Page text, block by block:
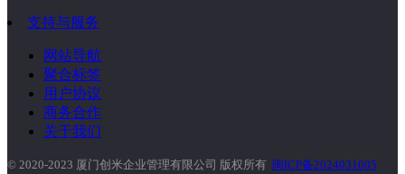
支持与服务
网站导航
聚合标签
用户协议
商务合作
关于我们
© 2020-2023 厦门创米企业管理有限公司 版权所有 闽ICP备2024031605